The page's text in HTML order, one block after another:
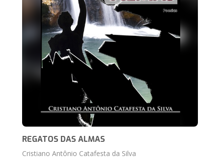
REGATOS DAS ALMAS
Cristiano Antônio Catafesta da Silva